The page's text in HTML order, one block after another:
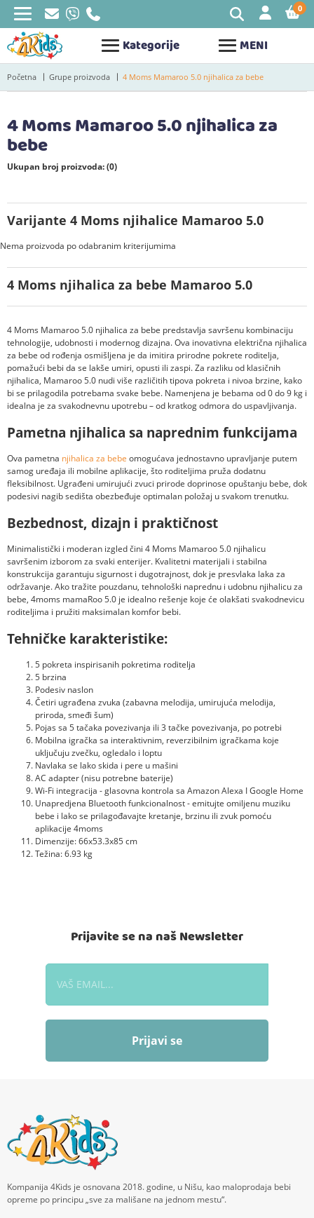
Kategorije MENI
0
Početna Grupe proizvoda 4 Moms Mamaroo 5.0 njihalica za bebe
4 Moms Mamaroo 5.0 njihalica za
bebe
Ukupan broj proizvoda: (0)
4 Moms njihalica za bebe Mamaroo 5.0
4 Moms Mamaroo 5.0 njihalica za bebe predstavlja savršenu kombinaciju
tehnologije, udobnosti i modernog dizajna. Ova inovativna električna njihalica
za bebe od rođenja osmišljena je da imitira prirodne pokrete roditelja,
pomažući bebi da se lakše umiri, opusti ili zaspi. Za razliku od klasičnih
njihalica, Mamaroo 5.0 nudi više različitih tipova pokreta i nivoa brzine, kako
bi se prilagodila potrebama svake bebe. Namenjena je bebama od 0 do 9 kg i
idealna je za svakodnevnu upotrebu – od kratkog odmora do uspavljivanja.
Pametna njihalica sa naprednim funkcijama
Ova pametna njihalica za bebe omogućava jednostavno upravljanje putem
samog uređaja ili mobilne aplikacije, što roditeljima pruža dodatnu
fleksibilnost. Ugrađeni umirujući zvuci prirode doprinose opuštanju bebe, dok
podesivi nagib sedišta obezbeđuje optimalan položaj u svakom trenutku.
Bezbednost, dizajn i praktičnost
Minimalistički i moderan izgled čini 4 Moms Mamaroo 5.0 njihalicu
savršenim izborom za svaki enterijer. Kvalitetni materijali i stabilna
konstrukcija garantuju sigurnost i dugotrajnost, dok je presvlaka laka za
održavanje. Ako tražite pouzdanu, tehnološki naprednu i udobnu njihalicu za
bebe, 4moms mamaRoo 5.0 je idealno rešenje koje će olakšati svakodnevicu
roditeljima i pružiti maksimalan komfor bebi.
Tehničke karakteristike:
5 pokreta inspirisanih pokretima roditelja
5 brzina
Podesiv naslon
Četiri ugrađena zvuka (zabavna melodija, umirujuća melodija,
priroda, smeđi šum)
Pojas sa 5 tačaka povezivanja ili 3 tačke povezivanja, po potrebi
Mobilna igračka sa interaktivnim, reverzibilnim igračkama koje
uključuju zvečku, ogledalo i loptu
Navlaka se lako skida i pere u mašini
AC adapter (nisu potrebne baterije)
Wi-Fi integracija - glasovna kontrola sa Amazon Alexa I Google Home
Unapredjena Bluetooth funkcionalnost - emitujte omiljenu muziku
bebe i lako se prilagođavajte kretanje, brzinu ili zvuk pomoću
aplikacije 4moms
Dimenzije: 66x53.3x85 cm
Težina: 6.93 kg
Varijante 4 Moms njihalice Mamaroo 5.0
Nema proizvoda po odabranim kriterijumima
Prijavite se na naš Newsletter
Prijavi se
Kompanija 4Kids je osnovana 2018. godine, u Nišu, kao maloprodaja bebi
opreme po principu „sve za mališane na jednom mestu“.